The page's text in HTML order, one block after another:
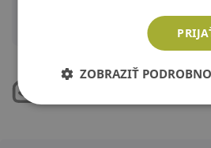
dámskych doplnkov, v ktorých sa
máme 50.000 kusov
ZOBRAZIŤ